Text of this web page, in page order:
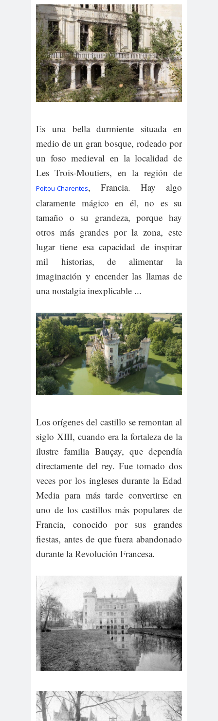
Es una bella durmiente situada en
medio de un gran bosque, rodeado por
un foso medieval en la localidad de
Les Trois-Moutiers, en la región de
Poitou-Charentes, Francia. Hay algo
claramente mágico en él, no es su
tamaño o su grandeza, porque hay
otros más grandes por la zona, este
lugar tiene esa capacidad de inspirar
mil historias, de alimentar la
imaginación y encender las llamas de
una nostalgia inexplicable ...
Los orígenes del castillo se remontan al
siglo XIII, cuando era la fortaleza de la
ilustre familia Bauçay, que dependía
directamente del rey. Fue tomado dos
veces por los ingleses durante la Edad
Media para más tarde convertirse en
uno de los castillos más populares de
Francia, conocido por sus grandes
fiestas, antes de que fuera abandonado
durante la Revolución Francesa.